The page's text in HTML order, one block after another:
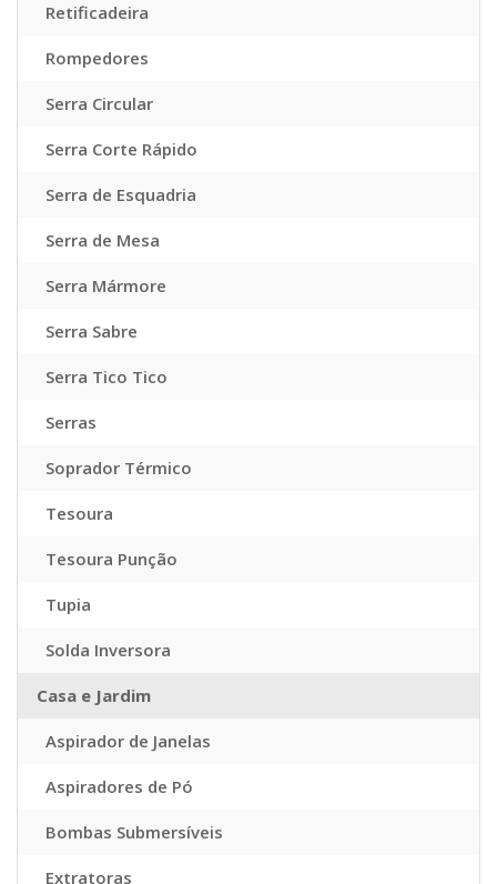
Retificadeira
Rompedores
Serra Circular
Serra Corte Rápido
Serra de Esquadria
Serra de Mesa
Serra Mármore
Serra Sabre
Serra Tico Tico
Serras
Soprador Térmico
Tesoura
Tesoura Punção
Tupia
Solda Inversora
Casa e Jardim
Aspirador de Janelas
Aspiradores de Pó
Bombas Submersíveis
Extratoras